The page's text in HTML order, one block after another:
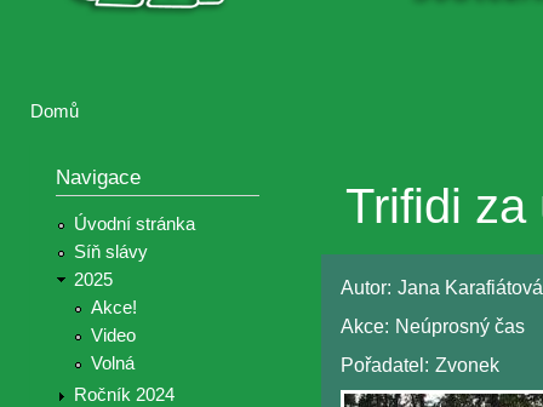
Domů
Navigace
Úvodní stránka
Síň slávy
2025
Akce!
Video
Volná
Ročník 2024
Trifidi za
Autor: Jana Karafiátová
Akce: Neúprosný čas
Pořadatel: Zvonek